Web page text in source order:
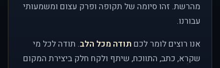
מהרשת. זהו סיומה של תקופה ופרק עצום ומשמעותי
עבורנו.
אנו רוצים לומר לכם תודה מכל הלב. תודה לכל מי
שקרא, כתב, התווכח, שיתף ולקח חלק ביצירת המקום